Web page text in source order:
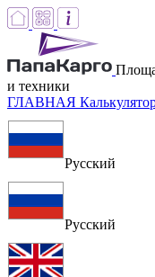
и техники
ГЛАВНАЯ
Русский
Русский